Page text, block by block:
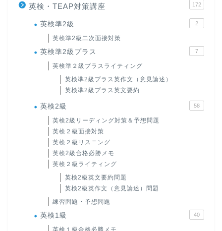
英検・TEAP対策講座 172
英検準2級 2
英検準2級二次面接対策
英検準2級プラス 7
英検準２級プラスライティング
英検準2級プラス英作文（意見論述）
英検準2級プラス英文要約
英検2級 58
英検2級リーディング対策＆予想問題
英検２級面接対策
英検２級リスニング
英検2級合格必勝メモ
英検２級ライティング
英検2級英文要約問題
英検2級英作文（意見論述）問題
練習問題・予想問題
英検1級 40
英検１級合格必勝メモ